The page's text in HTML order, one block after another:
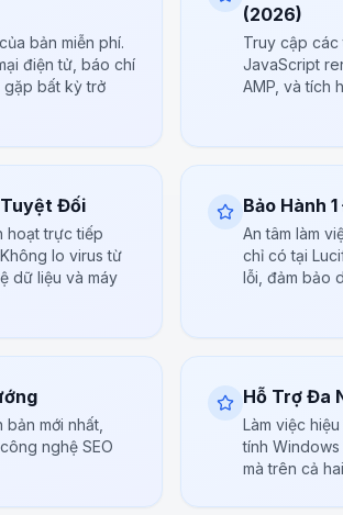
bản miễn phí.
điện tử, báo chí
gặp bất kỳ trở
(2026)
Truy cập các
JavaScript
AMP, và tích
Đối
hoạt trực tiếp
lo virus từ
dữ liệu và máy
Bảo Hành
An tâm làm
chỉ có tại
lỗi, đảm bảo
mới nhất,
nghệ SEO
Hỗ Trợ Đa
Làm việc
tính
mà trên cả